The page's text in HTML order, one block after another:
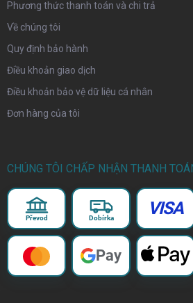
Phương thức thanh toán và chi trả
Về chúng tôi
Quy định bảo hành
Điều khoản giao dịch
Điều khoản bảo vệ dữ liệu cá nhân
Đơn hàng của tôi
CHÚNG TÔI CHẤP NHẬN THANH
Převod Dobírka VISA
Pay